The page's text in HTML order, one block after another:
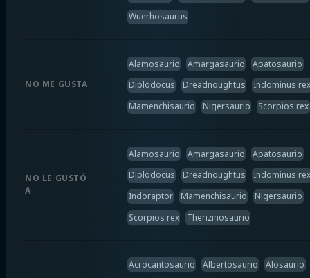
Wuerhosaurus
NO ME GUSTA
Alamosaurio Amargasaurio
Apatosaurio
Diplodocus
Dreadnoughtus
Indominus rex
Mamenchisaurio
Nigersaurio Scorpios rex
NO LE GUSTÓ
A
Alamosaurio Amargasaurio
Apatosaurio
Diplodocus
Dreadnoughtus
Indominus rex
Indoraptor
Mamenchisaurio
Nigersaurio
Scorpios rex
Therizinosaurio
Acrocantosaurio Albertosaurio
Alosaurio